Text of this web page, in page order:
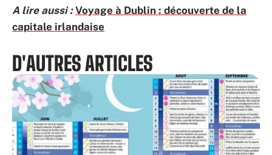
A lire aussi : Voyage à Dublin : découverte de la
capitale irlandaise
D'AUTRES ARTICLES